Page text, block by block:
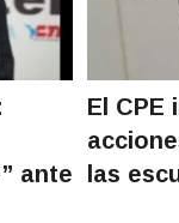
ante
El CPE
las